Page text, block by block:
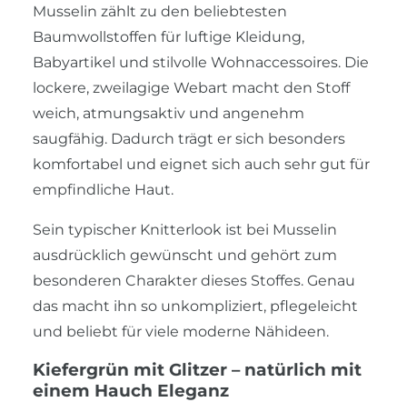
Musselin zählt zu den beliebtesten
Baumwollstoffen für luftige Kleidung,
Babyartikel und stilvolle Wohnaccessoires. Die
lockere, zweilagige Webart macht den Stoff
weich, atmungsaktiv und angenehm
saugfähig. Dadurch trägt er sich besonders
komfortabel und eignet sich auch sehr gut für
empfindliche Haut.
Sein typischer Knitterlook ist bei Musselin
ausdrücklich gewünscht und gehört zum
besonderen Charakter dieses Stoffes. Genau
das macht ihn so unkompliziert, pflegeleicht
und beliebt für viele moderne Nähideen.
Kiefergrün mit Glitzer – natürlich mit
einem Hauch Eleganz